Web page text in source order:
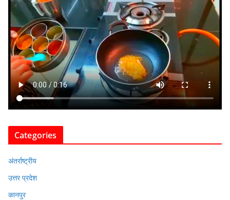
Categories
अंतर्राष्ट्रीय
उत्तर प्रदेश
कानपुर